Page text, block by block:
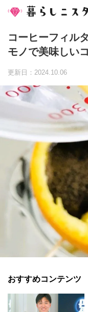
コーヒーフィル
モノで美味しい
更新日：2024.10.06
おすすめコンテンツ